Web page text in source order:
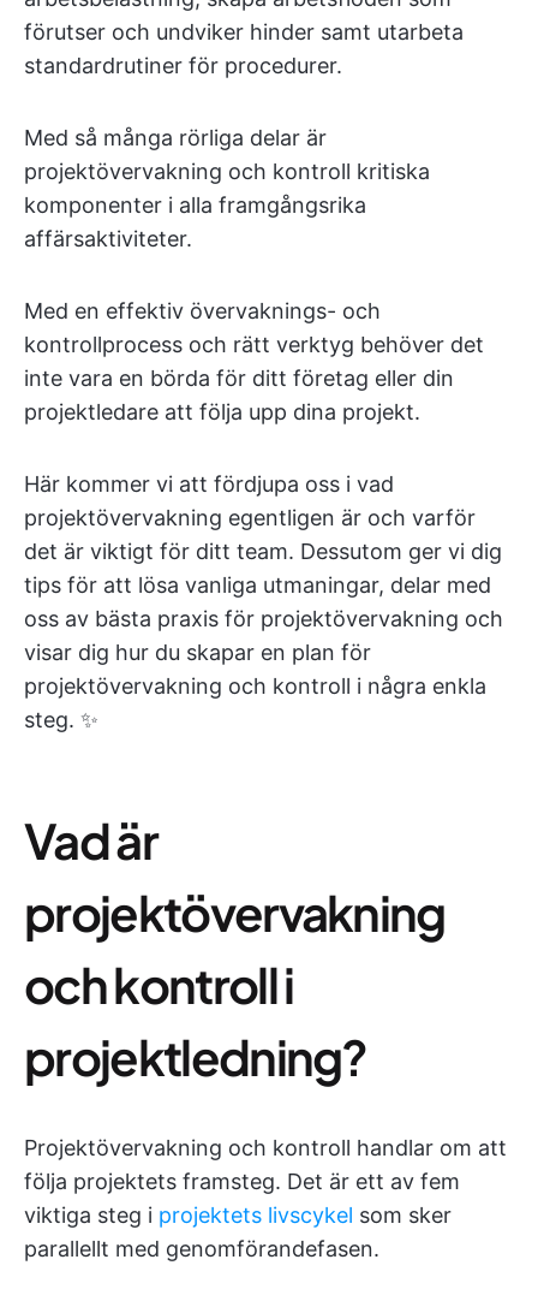
förutser och undviker hinder samt utarbeta
standardrutiner för procedurer.
Med så många rörliga delar är
projektövervakning och kontroll kritiska
komponenter i alla framgångsrika
affärsaktiviteter.
Med en effektiv övervaknings- och
kontrollprocess och rätt verktyg behöver det
inte vara en börda för ditt företag eller din
projektledare att följa upp dina projekt.
Här kommer vi att fördjupa oss i vad
projektövervakning egentligen är och varför
det är viktigt för ditt team. Dessutom ger vi dig
tips för att lösa vanliga utmaningar, delar med
oss av bästa praxis för projektövervakning och
visar dig hur du skapar en plan för
projektövervakning och kontroll i några enkla
steg. ✨
Vad är
projektövervakning
och kontroll i
projektledning?
Projektövervakning och kontroll handlar om att
följa projektets framsteg. Det är ett av fem
viktiga steg i projektets livscykel som sker
parallellt med genomförandefasen.